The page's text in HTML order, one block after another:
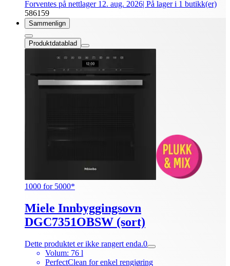
Forventes på nettlager 12. aug. 2026| På lager i 1 butikk(er)
586159
Sammenlign
Produktdatablad
1000 for 5000*
Miele Innbyggingsovn
DGC7351OBSW (sort)
Dette produktet er ikke rangert enda.0
Volum: 76 l
PerfectClean for enkel rengjøring